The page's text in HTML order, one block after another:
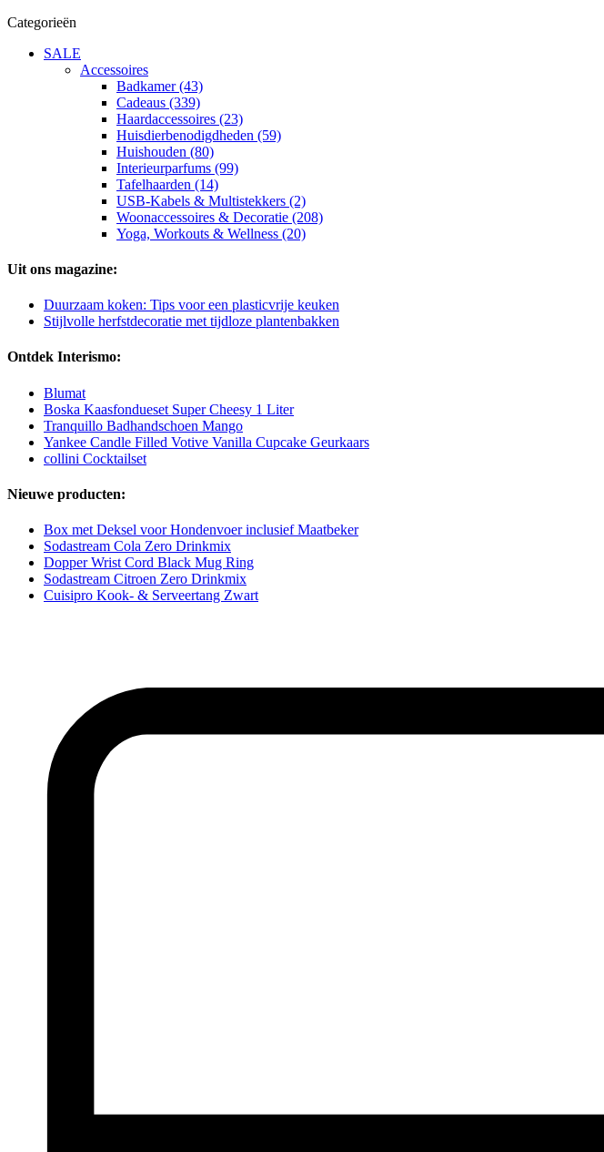
Categorieën
SALE
Accessoires
Badkamer (43)
Cadeaus (339)
Haardaccessoires (23)
Huisdierbenodigdheden (59)
Huishouden (80)
Interieurparfums (99)
Tafelhaarden (14)
USB-Kabels & Multistekkers (2)
Woonaccessoires & Decoratie (208)
Yoga, Workouts & Wellness (20)
Uit ons magazine:
Duurzaam koken: Tips voor een plasticvrije keuken
Stijlvolle herfstdecoratie met tijdloze plantenbakken
Ontdek Interismo:
Blumat
Boska Kaasfondueset Super Cheesy 1 Liter
Tranquillo Badhandschoen Mango
Yankee Candle Filled Votive Vanilla Cupcake Geurkaars
collini Cocktailset
Nieuwe producten:
Box met Deksel voor Hondenvoer inclusief Maatbeker
Sodastream Cola Zero Drinkmix
Dopper Wrist Cord Black Mug Ring
Sodastream Citroen Zero Drinkmix
Cuisipro Kook- & Serveertang Zwart